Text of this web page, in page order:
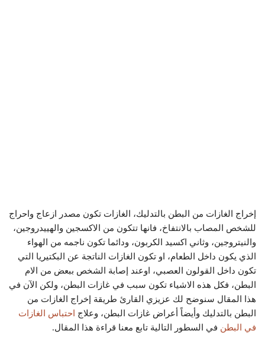
إخراج الغازات من البطن بالتدليك، الغازات تكون مصدر ازعاج واحراج
للشخص المصاب بالانتفاخ، فانها تتكون من الاكسجين والهييدروجين،
والنيتروجين، وثاني اكسيد الكربون، ودائما تكون ناجمه من الهواء
الذي يكون داخل الطعام، او تكون الغازات الناتجة عن البكتيريا التي
تكون داخل القولون العصبي، اوعند إصابة الشخص ببعض من الام
البطن، فكل هذه الاشياء تكون سبب في غازات البطن، ولكن الآن في
هذا المقال سنوضح لك عزيزي القارئ طريقة إخراج الغازات من
البطن بالتدليك وأيضاً أعراض غازات البطن، وعلاج احتباس الغازات
في البطن في السطور التالية تابع معنا قراءة هذا المقال.